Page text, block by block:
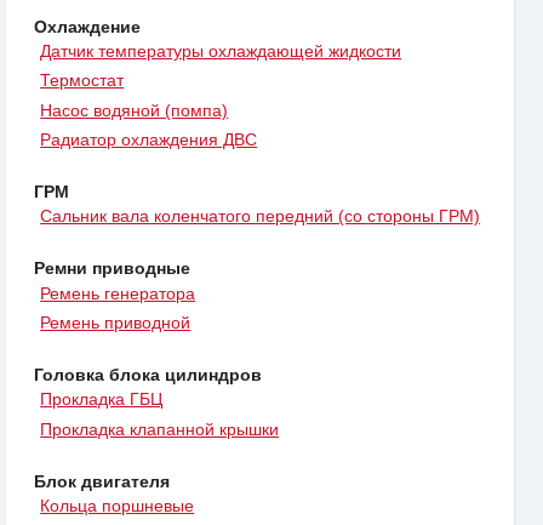
Охлаждение
Датчик температуры охлаждающей жидкости
Термостат
Насос водяной (помпа)
Радиатор охлаждения ДВС
ГРМ
Сальник вала коленчатого передний (со стороны ГРМ)
Ремни приводные
Ремень генератора
Ремень приводной
Головка блока цилиндров
Прокладка ГБЦ
Прокладка клапанной крышки
Блок двигателя
Кольца поршневые